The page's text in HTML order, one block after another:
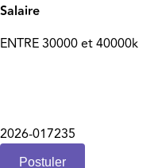
Salaire
ENTRE 30000 et 40000k
2026-017235
Postuler